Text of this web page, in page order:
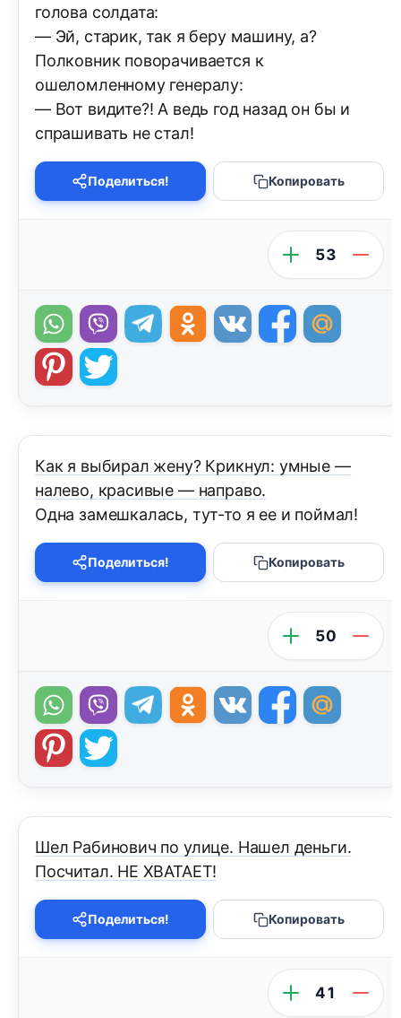
голова солдата:
— Эй, старик, так я беру машину, а?
Полковник поворачивается к
ошеломленному генералу:
— Вот видите?! А ведь год назад он бы и
спрашивать не стал!
Поделиться! Копировать
53
Как я выбирал жену? Крикнул: умные —
налево, красивые — направо.
Одна замешкалась, тут-то я ее и поймал!
Поделиться! Копировать
50
Шел Рабинович по улице. Нашел деньги.
Посчитал. НЕ ХВАТАЕТ!
Поделиться! Копировать
41